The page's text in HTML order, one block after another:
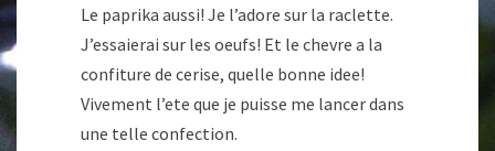
Le paprika aussi! Je l’adore sur la raclette.
J’essaierai sur les oeufs! Et le chevre a la
confiture de cerise, quelle bonne idee!
Vivement l’ete que je puisse me lancer dans
une telle confection.